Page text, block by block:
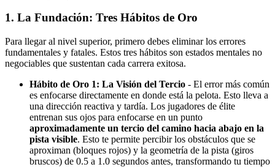
1. La Fundación: Tres Hábitos de Oro
Para llegar al nivel superior, primero debes eliminar los errores
fundamentales y fatales. Estos tres hábitos son estados mentales no
negociables que sustentan cada carrera exitosa.
Hábito de Oro 1: La Visión del Tercio - El error más común
es enfocarse directamente en donde está la pelota. Esto lleva a
una dirección reactiva y tardía. Los jugadores de élite
entrenan sus ojos para enfocarse en un punto
aproximadamente un tercio del camino hacia abajo en la
pista visible. Esto te permite percibir los obstáculos que se
aproximan (bloques rojos) y la geometría de la pista (giros
bruscos) de 0.5 a 1.0 segundos antes, transformando tu tiempo